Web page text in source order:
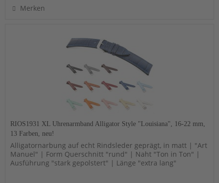
Merken
RIOS1931 XL Uhrenarmband Alligator Style "Louisiana", 16-22 mm,
13 Farben, neu!
Alligatornarbung auf echt Rindsleder geprägt, in matt | "Art
Manuel" | Form Querschnitt "rund" | Naht "Ton in Ton" |
Ausführung "stark gepolstert" | Länge "extra lang"